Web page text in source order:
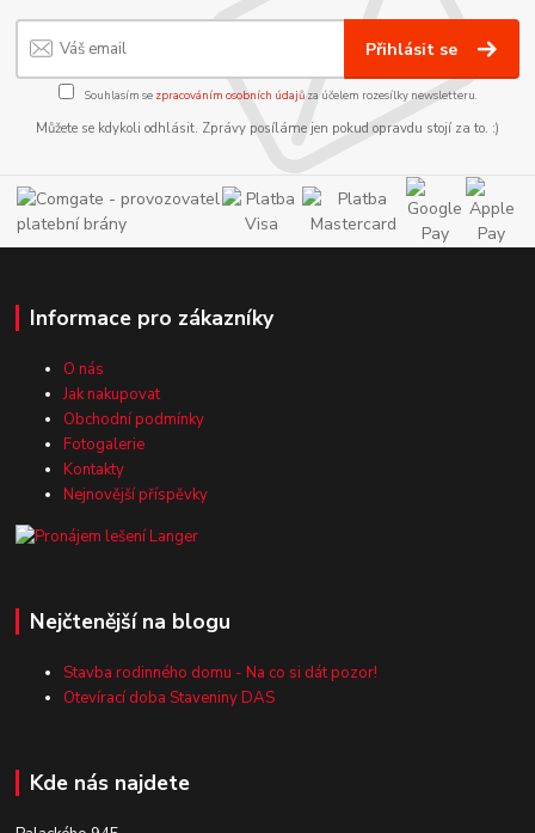
Přihlásit se
Souhlasím se zpracováním osobních údajůza účelem rozesílky newsletteru.
Můžete se kdykoli odhlásit. Zprávy posíláme jen pokud opravdu stojí za to. :)
Informace pro zákazníky
O nás
Jak nakupovat
Obchodní podmínky
Fotogalerie
Kontakty
Nejnovější příspěvky
Nejčtenější na blogu
Stavba rodinného domu - Na co si dát pozor!
Otevírací doba Staveniny DAS
Kde nás najdete